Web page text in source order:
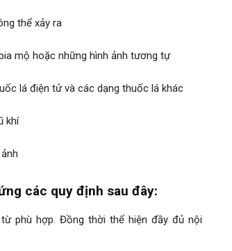
thể xảy ra
mộ hoặc những hình ảnh tương tự
lá điện tử và các dạng thuốc lá khác
khí
các quy định sau đây:
phù hợp. Đồng thời thể hiện đầy đủ nội